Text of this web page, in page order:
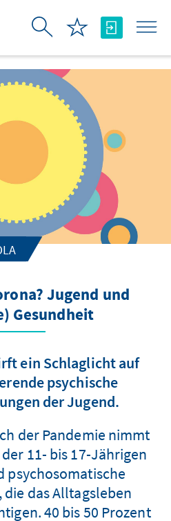
Jugend und
Gesundheit
ein Schlaglicht auf
psychische
der Jugend.
der Pandemie nimmt
11- bis 17-Jährigen
psychosomatische
das Alltagsleben
40 bis 50 Prozent